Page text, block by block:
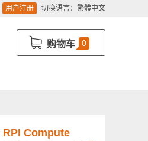
用户注册 切换语言： 繁體中文
购物车 0
RPI Compute